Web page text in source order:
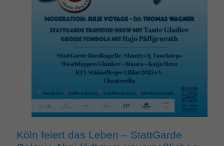
Köln feiert das Leben – StattGarde